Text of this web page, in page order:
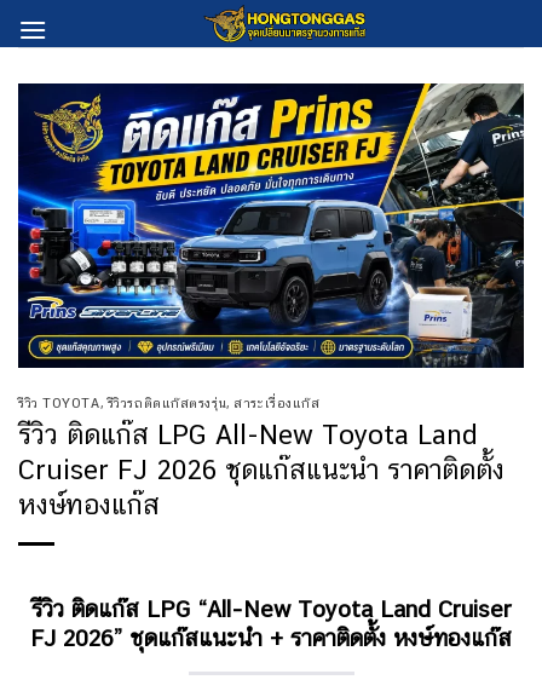
to
รีวิว TOYOTA,รีวิวรถติดแก๊สตรงรุ่น, สาระเรื่องแก๊ส
รีวิว ติดแก๊ส LPG All-New Toyota Land
Cruiser FJ 2026 ชุดแก๊สแนะนำ ราคาติดตั้ง
หงษ์ทองแก๊ส
รีวิว ติดแก๊ส LPG “All-New Toyota Land Cruiser
FJ 2026” ชุดแก๊สแนะนำ + ราคาติดตั้ง หงษ์ทองแก๊ส